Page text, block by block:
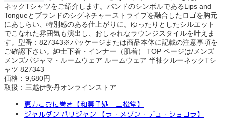
ネックTシャツをご紹介します。バンドのシンボルであるLips and
Tongueとブランドのシグネチャーストライプを融合したロゴを胸元
にあしらい、特別感のある仕上がりに。ゆったりとしたシルエット
でこなれた雰囲気も演出し、おしゃれなラウンジスタイルを叶えま
す。型番：827343※パッケージまたは商品本体に記載の注意事項を
ご確認下さい。紳士下着・インナー（肌着） TOP ページは/メンズ
メンズパジャマ・ルームウェア ルームウェア 半袖クルーネックTシ
ャツ 827343
価格：9,680円
取扱：三越伊勢丹オンラインストア
恵方こおに巻き【和菓子処 三松堂】
ジャルダン パリジャン 【ラ・メゾン・デュ・ショコラ】